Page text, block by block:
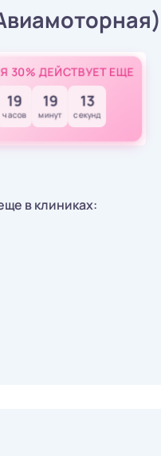
30% ДЕЙСТВУЕТ ЕЩЕ
19
часов
19
минут
13
секунд
в клиниках: